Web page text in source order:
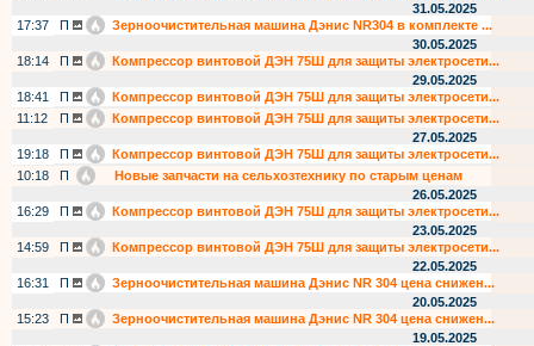
31.05.2025
17:37
П
Зерноочистительная машина Дэнис NR304 в комплекте ...
30.05.2025
18:14
П
Компрессор винтовой ДЭН 75Ш для защиты электросети...
29.05.2025
18:41
П
Компрессор винтовой ДЭН 75Ш для защиты электросети...
11:12
П
Компрессор винтовой ДЭН 75Ш для защиты электросети...
27.05.2025
19:18
П
Компрессор винтовой ДЭН 75Ш для защиты электросети...
10:18
П
Новые запчасти на сельхозтехнику по старым ценам
26.05.2025
16:29
П
Компрессор винтовой ДЭН 75Ш для защиты электросети...
23.05.2025
14:59
П
Компрессор винтовой ДЭН 75Ш для защиты электросети...
22.05.2025
16:31
П
Зерноочистительная машина Дэнис NR 304 цена снижен...
20.05.2025
15:23
П
Зерноочистительная машина Дэнис NR 304 цена снижен...
19.05.2025